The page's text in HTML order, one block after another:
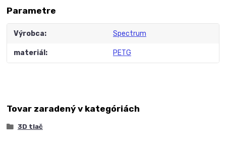
Parametre
Výrobca Spectrum
materiál PETG
Tovar zaradený v kategóriách
3D tlač